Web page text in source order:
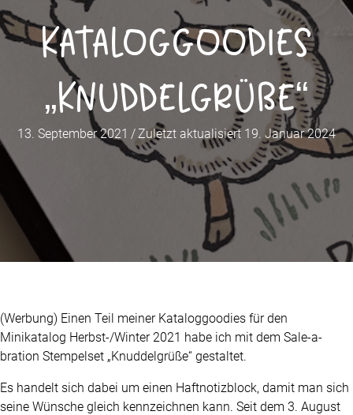
Kataloggoodies
„Knuddelgrüße“
13. September 2021 / Zuletzt aktualisiert 19. Januar 2024
(Werbung) Einen Teil meiner Kataloggoodies für den
Minikatalog Herbst-/Winter 2021 habe ich mit dem Sale-a-
bration Stempelset „Knuddelgrüße“ gestaltet.
Es handelt sich dabei um einen Haftnotizblock, damit man sich
seine Wünsche gleich kennzeichnen kann. Seit dem 3. August